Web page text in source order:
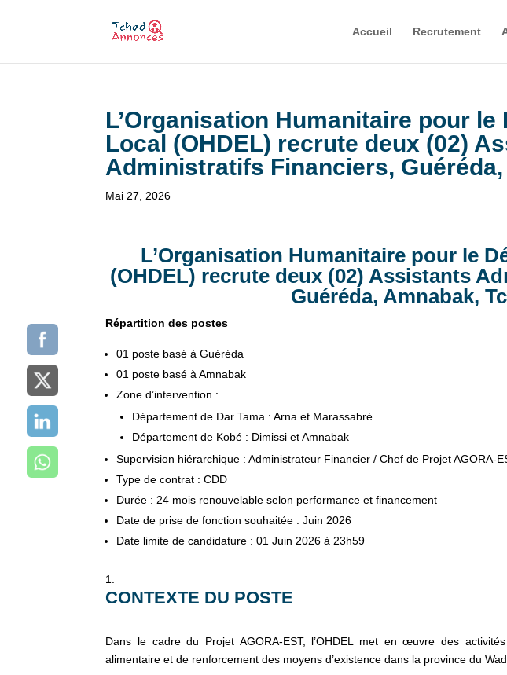
Accueil Recrutement
L’Organisation Humanitaire pour le
Local (OHDEL) recrute deux (02)
Administratifs Financiers,
Mai 27, 2026
L’Organisation Humanitaire pour le
(OHDEL) recrute deux (02) Assistants
Guéréda, Amnabak,
Répartition des postes
01 poste basé à Guéréda
01 poste basé à Amnabak
Zone d’intervention :
Département de Dar Tama : Arna et Marassabré
Département de Kobé : Dimissi et Amnabak
Supervision hiérarchique : Administrateur Financier / Chef de Projet AGORA-
Type de contrat : CDD
Durée : 24 mois renouvelable selon performance et financement
Date de prise de fonction souhaitée : Juin 2026
Date limite de candidature : 01 Juin 2026 à 23h59
CONTEXTE DU POSTE
Dans le cadre du Projet AGORA-EST, l’OHDEL met en œuvre des
alimentaire et de renforcement des moyens d’existence dans la province du